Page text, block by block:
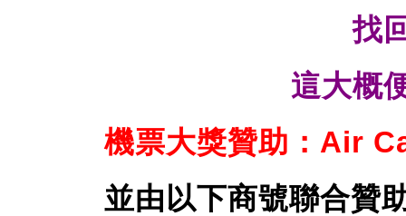
找
這大概
機票大獎贊助：Air
並由以下商號聯合贊